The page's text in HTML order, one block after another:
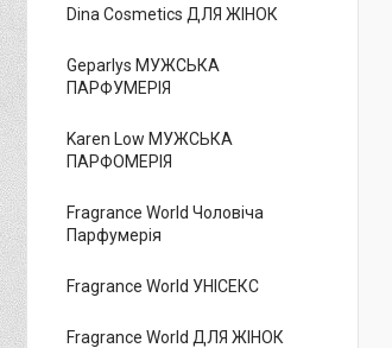
Dina Cosmetics ДЛЯ ЖІНОК
Geparlys МУЖСЬКА
ПАРФУМЕРІЯ
Karen Low МУЖСЬКА
ПАРФОМЕРІЯ
Fragrance World Чоловіча
Парфумерія
Fragrance World УНІСЕКС
Fragrance World ДЛЯ ЖІНОК